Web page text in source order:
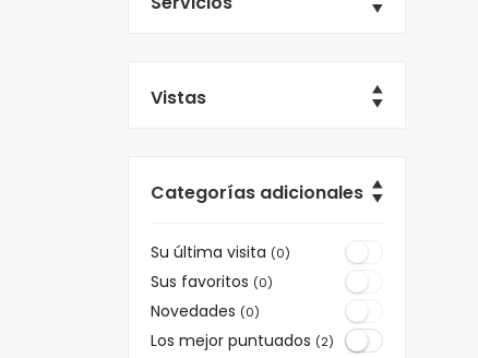
Vistas
Categorías adicionales
Su última visita (0)
Sus favoritos (0)
Novedades (0)
Los mejor puntuados (2)